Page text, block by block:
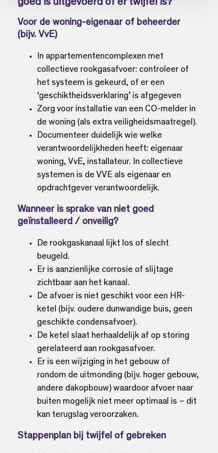
goed is uitgevoerd of er twijfel is?
Voor de woning-eigenaar of beheerder
(bijv. VvE)
In appartementencomplexen met
collectieve rookgasafvoer: controleer of
het systeem is gekeurd, of er een
‘geschiktheidsverklaring’ is afgegeven
Zorg voor installatie van een CO-melder in
de woning (als extra veiligheidsmaatregel).
Documenteer duidelijk wie welke
verantwoordelijkheden heeft: eigenaar
woning, VvE, installateur. In collectieve
systemen is de VVE als eigenaar en
opdrachtgever verantwoordelijk.
Wanneer is sprake van niet goed
geïnstalleerd / onveilig?
De rookgaskanaal lijkt los of slecht
beugeld.
Er is aanzienlijke corrosie of slijtage
zichtbaar aan het kanaal.
De afvoer is niet geschikt voor een HR-
ketel (bijv. oudere dunwandige buis, geen
geschikte condensafvoer).
De ketel slaat herhaaldelijk af op storing
gerelateerd aan rookgasafvoer.
Er is een wijziging in het gebouw of
rondom de uitmonding (bijv. hoger gebouw,
andere dakopbouw) waardoor afvoer naar
buiten mogelijk niet meer optimaal is – dit
kan terugslag veroorzaken.
Stappenplan bij twijfel of gebreken